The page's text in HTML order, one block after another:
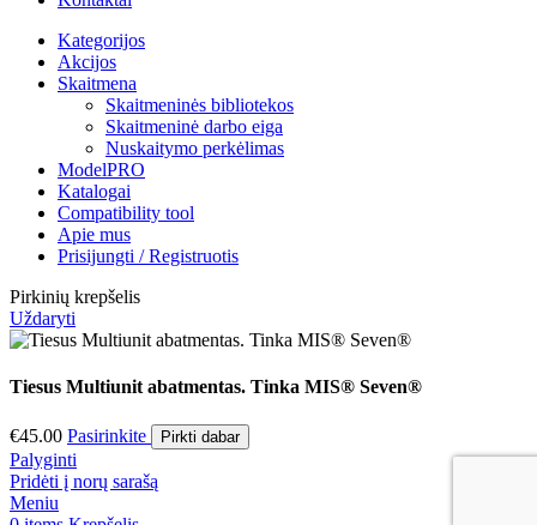
Kategorijos
Akcijos
Skaitmena
Skaitmeninės bibliotekos
Skaitmeninė darbo eiga
Nuskaitymo perkėlimas
ModelPRO
Katalogai
Compatibility tool
Apie mus
Prisijungti / Registruotis
Pirkinių krepšelis
Uždaryti
Tiesus Multiunit abatmentas. Tinka MIS® Seven®
€45.00 Pasirinkite Pirkti dabar
Palyginti
Pridėti į norų sarašą
Meniu